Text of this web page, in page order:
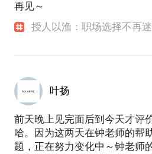
再见～
授人以渔：职场选择不再
叶扬
前天晚上见完面后到今天才评
哈。因为这两天在钟老师的帮
题，正在努力变化中～钟老师